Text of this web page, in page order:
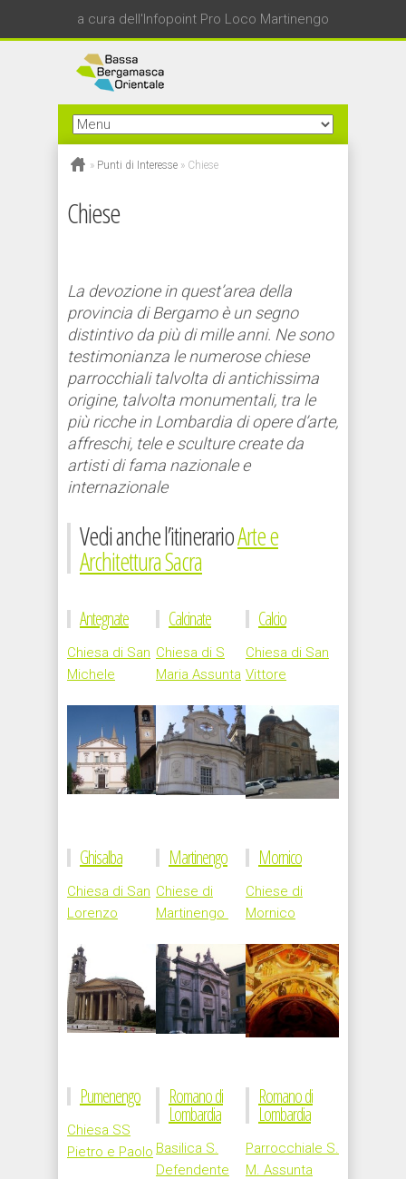
a cura dell'Infopoint Pro Loco Martinengo
» Punti di Interesse » Chiese
Chiese
La devozione in quest’area della
provincia di Bergamo è un segno
distintivo da più di mille anni. Ne sono
testimonianza le numerose chiese
parrocchiali talvolta di antichissima
origine, talvolta monumentali, tra le
più ricche in Lombardia di opere d’arte,
affreschi, tele e sculture create da
artisti di fama nazionale e
internazionale
Vedi anche l’itinerarioArte e
Architettura Sacra
Antegnate
Chiesa di San
Michele
Calcinate
Chiesa di S
Maria Assunta
Calcio
Chiesa di San
Vittore
Ghisalba
Chiesa di San
Lorenzo
Martinengo
Chiese di
Martinengo
Mornico
Chiese di
Mornico
Pumenengo
Chiesa SS
Pietro e Paolo
Romano di
Lombardia
Basilica S.
Defendente
Romano di
Lombardia
Parrocchiale S.
M. Assunta